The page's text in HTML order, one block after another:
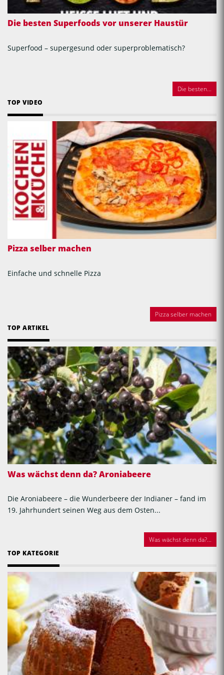
Die besten Superfoods vor unserer Haustür
Superfood – supergesund oder superproblematisch?
Die besten...
TOP VIDEO
Pizza selber machen
Einfache und schnelle Pizza
Pizza selber machen
TOP ARTIKEL
Was wächst denn da? Aroniabeere
Die Aroniabeere – die Wunderbeere der Indianer – fand im
19. Jahrhundert seinen Weg aus dem Osten...
Was wächst denn da?...
TOP KATEGORIE